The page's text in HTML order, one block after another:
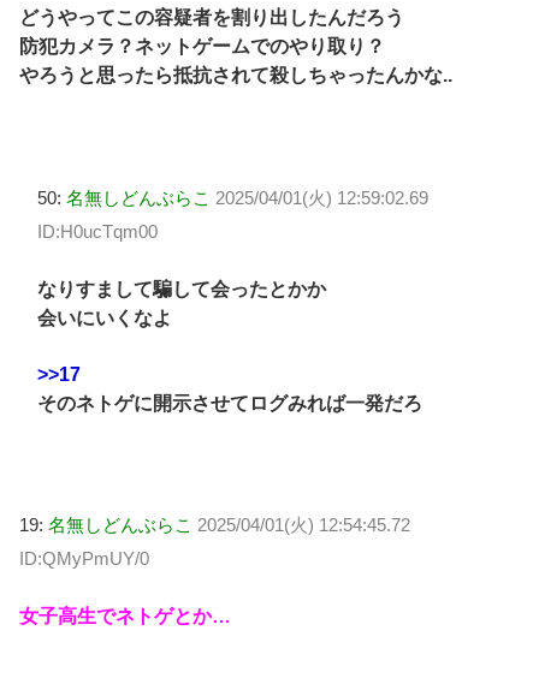
どうやってこの容疑者を割り出したんだろう
防犯カメラ？ネットゲームでのやり取り？
やろうと思ったら抵抗されて殺しちゃったんかな..
50: 名無しどんぶらこ 2025/04/01(火) 12:59:02.69
ID:H0ucTqm00
なりすまして騙して会ったとかか
会いにいくなよ
>>17
そのネトゲに開示させてログみれば一発だろ
19: 名無しどんぶらこ 2025/04/01(火) 12:54:45.72
ID:QMyPmUY/0
女子高生でネトゲとか…